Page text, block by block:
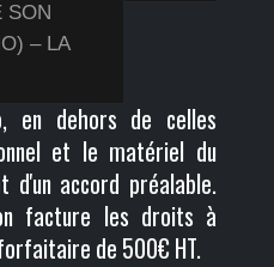
SON
– LA
en dehors de celles
et le matériel du
accord préalable.
facture les droits à
de 500€ HT.